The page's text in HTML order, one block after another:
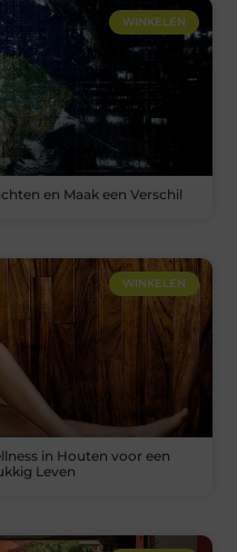
WINKELEN
en Maak een Verschil
WINKELEN
in Houten voor een
Leven